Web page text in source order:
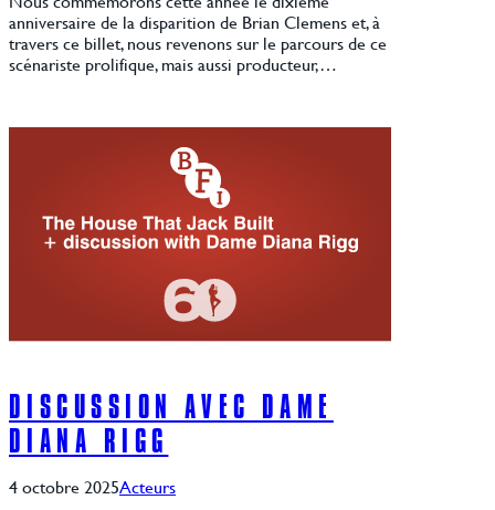
anniversaire de la disparition de Brian Clemens et, à
travers ce billet, nous revenons sur le parcours de ce
scénariste prolifique, mais aussi producteur,…
DISCUSSION AVEC DAME
DIANA RIGG
4 octobre 2025Acteurs